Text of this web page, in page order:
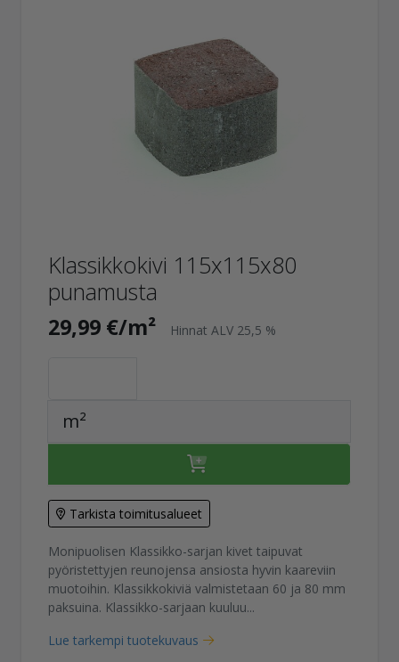
Klassikkokivi 115x115x80
punamusta
29,99 €/m² Hinnat ALV 25,5 %
m²
Tarkista toimitusalueet
Monipuolisen Klassikko-sarjan kivet taipuvat
pyöristettyjen reunojensa ansiosta hyvin kaareviin
muotoihin. Klassikkokiviä valmistetaan 60 ja 80 mm
paksuina. Klassikko-sarjaan kuuluu...
Lue tarkempi tuotekuvaus